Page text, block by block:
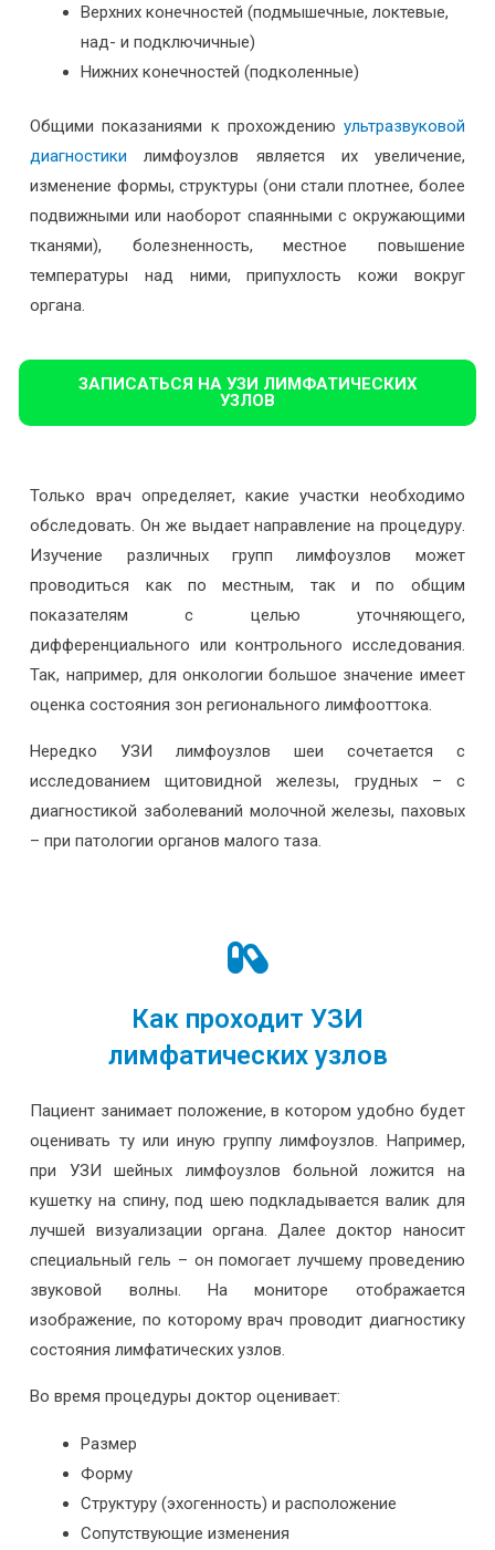
Верхних конечностей (подмышечные, локтевые,
над- и подключичные)
Нижних конечностей (подколенные)
Общими показаниями к прохождению ультразвуковой
диагностики лимфоузлов является их увеличение,
изменение формы, структуры (они стали плотнее, более
подвижными или наоборот спаянными с окружающими
тканями), болезненность, местное повышение
температуры над ними, припухлость кожи вокруг
органа.
ЗАПИСАТЬСЯ НА УЗИ ЛИМФАТИЧЕСКИХ
УЗЛОВ
Только врач определяет, какие участки необходимо
обследовать. Он же выдает направление на процедуру.
Изучение различных групп лимфоузлов может
проводиться как по местным, так и по общим
показателям с целью уточняющего,
дифференциального или контрольного исследования.
Так, например, для онкологии большое значение имеет
оценка состояния зон регионального лимфооттока.
Нередко УЗИ лимфоузлов шеи сочетается с
исследованием щитовидной железы, грудных – с
диагностикой заболеваний молочной железы, паховых
– при патологии органов малого таза.
Как проходит УЗИ
лимфатических узлов
Пациент занимает положение, в котором удобно будет
оценивать ту или иную группу лимфоузлов. Например,
при УЗИ шейных лимфоузлов больной ложится на
кушетку на спину, под шею подкладывается валик для
лучшей визуализации органа. Далее доктор наносит
специальный гель – он помогает лучшему проведению
звуковой волны. На мониторе отображается
изображение, по которому врач проводит диагностику
состояния лимфатических узлов.
Во время процедуры доктор оценивает:
Размер
Форму
Структуру (эхогенность) и расположение
Сопутствующие изменения